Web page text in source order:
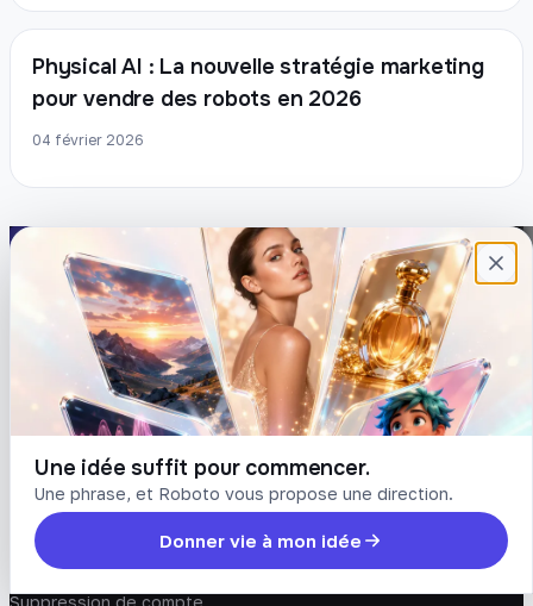
Physical AI : La nouvelle stratégie marketing
pour vendre des robots en 2026
04 février 2026
Une idée suffit pour commencer.
Une phrase, et Roboto vous propose une direction.
Donner vie à mon idée
Plateforme française de création de
contenu avec l’IA. Demandez, Roboto crée.
DÉCOUVRIR
Prompts
Blog
Tarifs
COMPTE
Connexion
Créer un compte
Mot de passe oublié
LÉGAL
Conditions
Confidentialité
Suppression de compte